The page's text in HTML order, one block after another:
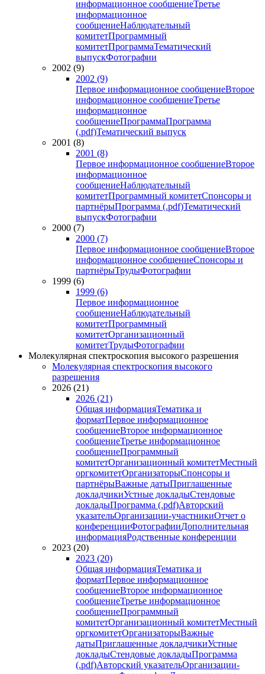
информационное сообщениеТретье
информационное
сообщениеНаблюдательный
комитетПрограммный
комитетПрограммаТематический
выпускФотографии
2002 (9)
2002 (9)
Первое информационное сообщениеВторое
информационное сообщениеТретье
информационное
сообщениеПрограммаПрограмма
(.pdf)Тематический выпуск
2001 (8)
2001 (8)
Первое информационное сообщениеВторое
информационное
сообщениеНаблюдательный
комитетПрограммный комитетСпонсоры и
партнёрыПрограмма (.pdf)Тематический
выпускФотографии
2000 (7)
2000 (7)
Первое информационное сообщениеВторое
информационное сообщениеСпонсоры и
партнёрыТрудыФотографии
1999 (6)
1999 (6)
Первое информационное
сообщениеНаблюдательный
комитетПрограммный
комитетОрганизационный
комитетТрудыФотографии
Молекулярная спектроскопия высокого разрешения
Молекулярная спектроскопия высокого
разрешения
2026 (21)
2026 (21)
Общая информацияТематика и
форматПервое информационное
сообщениеВторое информационное
сообщениеТретье информационное
сообщениеПрограммный
комитетОрганизационный комитетМестный
оргкомитетОрганизаторыСпонсоры и
партнёрыВажные датыПриглашенные
докладчикиУстные докладыСтендовые
докладыПрограмма (.pdf)Авторский
указательОрганизации-участникиОтчет о
конференцииФотографииДополнительная
информацияРодственные конференции
2023 (20)
2023 (20)
Общая информацияТематика и
форматПервое информационное
сообщениеВторое информационное
сообщениеТретье информационное
сообщениеПрограммный
комитетОрганизационный комитетМестный
оргкомитетОрганизаторыВажные
датыПриглашенные докладчикиУстные
докладыСтендовые докладыПрограмма
(.pdf)Авторский указательОрганизации-